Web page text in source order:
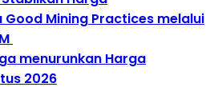
Good Mining Practices melalui
menurunkan Harga
2026